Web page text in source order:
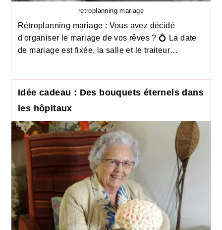
retroplanning mariage
Rétroplanning mariage : Vous avez décidé
d'organiser le mariage de vos rêves ? 💍 La date
de mariage est fixée, la salle et le traiteur…
Idée cadeau : Des bouquets éternels dans
les hôpitaux